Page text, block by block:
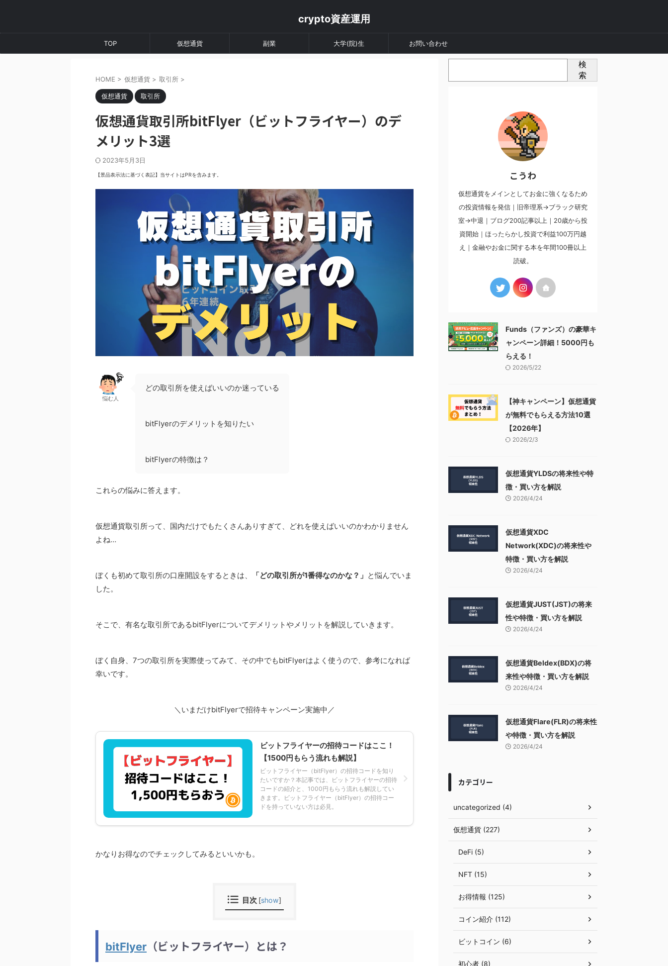
crypto資産運用
TOP 仮想通貨 副業 大学(院)生 お問い合わせ
HOME > 仮想通貨 > 取引所 >
仮想通貨 取引所
仮想通貨取引所bitFlyer（ビットフライヤー）のデ
メリット3選
2023年5月3日
【景品表示法に基づく表記】当サイトはPRを含みます。
悩む人
どの取引所を使えばいいのか迷っている
bitFlyerのデメリットを知りたい
bitFlyerの特徴は？
これらの悩みに答えます。
仮想通貨取引所って、国内だけでもたくさんありすぎて、どれを使えばいいのかわかりません
よね…
ぼくも初めて取引所の口座開設をするときは、 「どの取引所が1番得なのかな？」 と悩んでいま
した。
そこで、有名な取引所であるbitFlyerについてデメリットやメリットを解説していきます。
ぼく自身、7つの取引所を実際使ってみて、その中でもbitFlyerはよく使うので、参考になれば
幸いです。
＼いまだけbitFlyerで招待キャンペーン実施中／
ビットフライヤーの招待コードはここ！
【1500円もらう流れも解説】
ビットフライヤー（bitFlyer）の招待コードを知り
たいですか？本記事では、ビットフライヤーの招待
コードの紹介と、1000円もらう流れも解説してい
きます。ビットフライヤー（bitFlyer）の招待コー
ドを持っていない方は必見。
かなりお得なのでチェックしてみるといいかも。
目次 [show]
bitFlyer （ビットフライヤー）とは？
検
索
こうわ
仮想通貨をメインとしてお金に強くなるため
の投資情報を発信｜旧帝理系→ブラック研究
室→中退｜ブログ200記事以上｜20歳から投
資開始｜ほったらかし投資で利益100万円越
え｜金融やお金に関する本を年間100冊以上
読破。
Funds（ファンズ）の豪華キ
ャンペーン詳細！5000円も
らえる！
2026/5/22
【神キャンペーン】仮想通貨
が無料でもらえる方法10選
【2026年】
2026/2/3
仮想通貨YLDSの将来性や特
徴・買い方を解説
2026/4/24
仮想通貨XDC
Network(XDC)の将来性や
特徴・買い方を解説
2026/4/24
仮想通貨JUST(JST)の将来
性や特徴・買い方を解説
2026/4/24
仮想通貨Beldex(BDX)の将
来性や特徴・買い方を解説
2026/4/24
仮想通貨Flare(FLR)の将来性
や特徴・買い方を解説
2026/4/24
カテゴリー
uncategorized (4)
仮想通貨 (227)
DeFi (5)
NFT (15)
お得情報 (125)
コイン紹介 (112)
ビットコイン (6)
初心者 (8)